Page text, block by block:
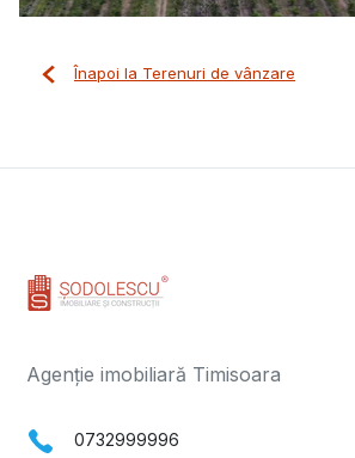
Înapoi la Terenuri de vânzare
Agenție imobiliară Timisoara
0732999996